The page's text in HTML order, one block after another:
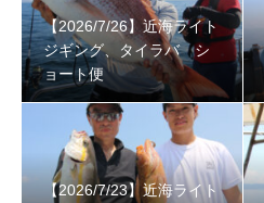
【2026/7/26】近海ライト
ジギング、タイラバ シ
ョート便
【2026/7/23】近海ライト